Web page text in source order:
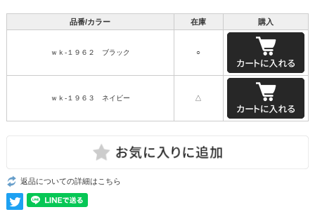
品番/カラー 在庫 購入
ｗｋ-１９６２ ブラック ○
ｗｋ-１９６３ ネイビー △
返品についての詳細はこちら